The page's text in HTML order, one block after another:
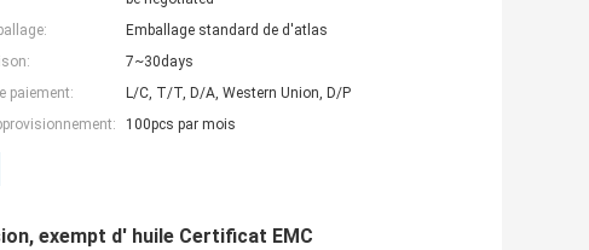
Emballage standard de d'atlas
7~30days
paiement:
L/C, T/T, D/A, Western Union, D/P
100pcs par mois
exempt d' huile Certificat EMC